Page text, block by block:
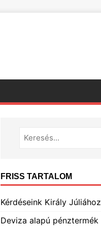
FRISS TARTALOM
Kérdéseink Király Júliához
Deviza alapú pénztermék